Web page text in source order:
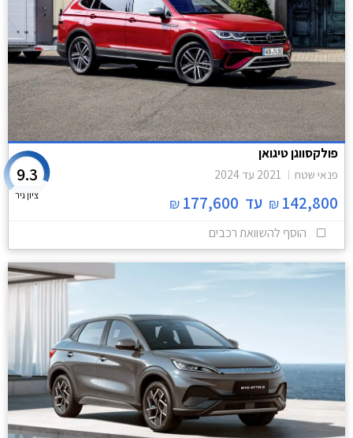
פולקסווגן טיגואן
פנאי שטח 2021 עד 2024
142,800
₪ עד 177,600
₪
9.3
ציון גיר
הוסף להשוואת רכבים